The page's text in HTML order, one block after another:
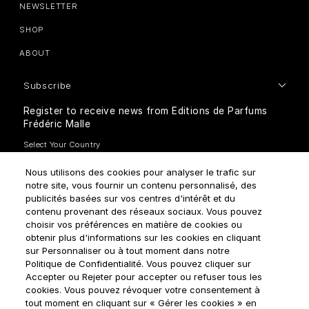
NEWSLETTER
SHOP
ABOUT
Subscribe
Register to receive news from Editions de Parfums
Frédéric Malle
How do we use your data?
Nous utilisons des cookies pour analyser le trafic sur
notre site, vous fournir un contenu personnalisé, des
publicités basées sur vos centres d'intérêt et du
contenu provenant des réseaux sociaux. Vous pouvez
choisir vos préférences en matière de cookies ou
obtenir plus d'informations sur les cookies en cliquant
sur Personnaliser ou à tout moment dans notre
Politique de Confidentialité. Vous pouvez cliquer sur
Accepter ou Rejeter pour accepter ou refuser tous les
cookies. Vous pouvez révoquer votre consentement à
tout moment en cliquant sur « Gérer les cookies » en